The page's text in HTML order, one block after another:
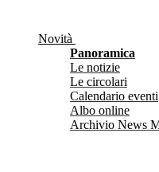
Novità
Panoramica
Le notizie
Le circolari
Calendario eventi
Albo online
Archivio News